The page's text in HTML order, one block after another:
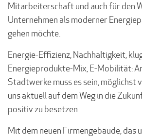
Mitarbeiter­schaft und auch für den
Unternehmen als moderner
gehen möchte.
Energie-Effizienz, Nachhaltigkeit,
Energieprodukte-Mix, E-Mobilität:
Stadtwerke muss es sein, möglichst
uns aktuell auf dem Weg in die
positiv zu besetzen.
Mit dem neuen Firmengebäude, das